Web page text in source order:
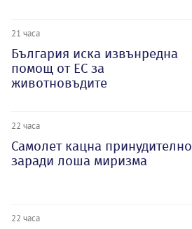
21 часа
България иска извънредна
помощ от ЕС за
животновъдите
22 часа
Самолет кацна принудително
заради лоша миризма
22 часа